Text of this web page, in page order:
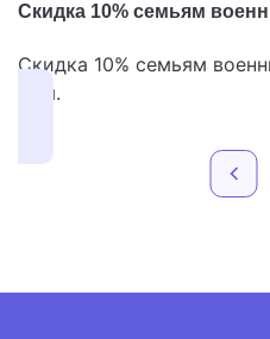
Скидка 10% семьям
Скидка 10% семьям
дом.